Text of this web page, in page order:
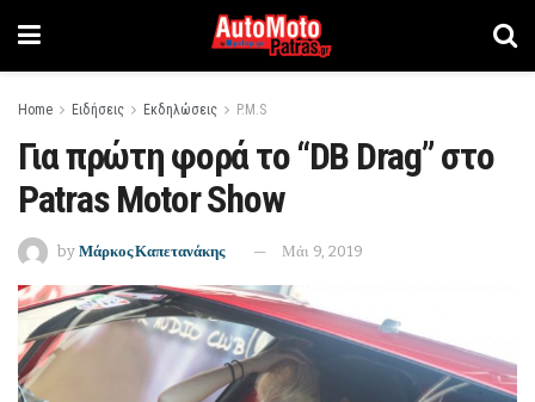
Home Ειδήσεις Εκδηλώσεις P.M.S
Για πρώτη φορά το “DB Drag” στο
Patras Motor Show
by Μάρκος Καπετανάκης Μάι 9, 2019